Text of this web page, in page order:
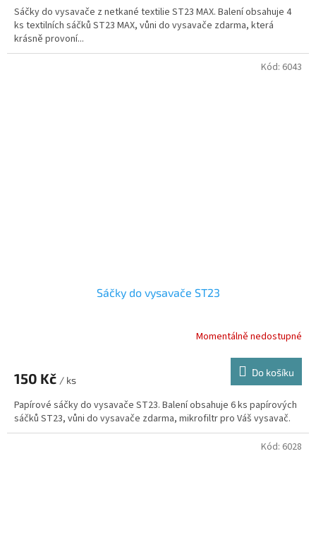
Sáčky do vysavače z netkané textilie ST23 MAX. Balení obsahuje 4
ks textilních sáčků ST23 MAX, vůni do vysavače zdarma, která
krásně provoní...
Sáčky do vysavače ST23
Momentálně nedostupné
150 Kč / ks
Do košíku
Papírové sáčky do vysavače ST23. Balení obsahuje 6 ks papírových
sáčků ST23, vůni do vysavače zdarma, mikrofiltr pro Váš vysavač.
Kód: 6043
Kód: 6028